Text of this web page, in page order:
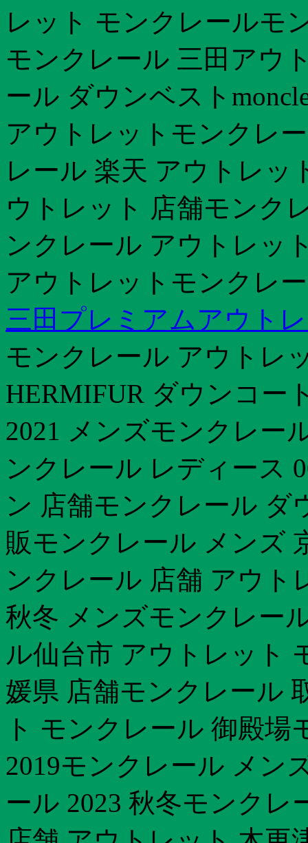
レット モンクレールモ
モンクレール 三田アウ
ール ダウンベスト
アウトレットモンクレ
レール 楽天 アウトレッ
ウトレット 店舗モンク
ンクレール アウトレッ
アウトレットモンクレ
三田プレミアムアウト
モンクレール アウトレ
HERMIFUR ダウンコー
2021 メンズモンクレー
ンクレール レディース
ン 店舗モンクレール ダ
販モンクレール メンズ
ンクレール 店舗 アウト
秋冬 メンズモンクレー
ル仙台市 アウトレット
媛県 店舗モンクレール
ト モンクレール 御殿
2019モンクレール メン
ール 2023 秋冬モンク